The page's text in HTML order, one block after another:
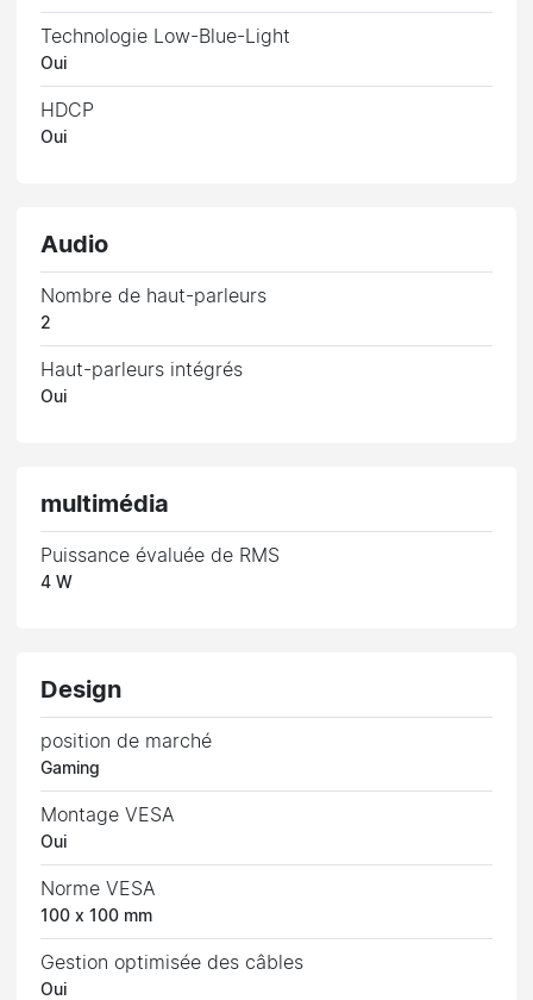
Technologie Low-Blue-Light
Oui
HDCP
Oui
Audio
Nombre de haut-parleurs
2
Haut-parleurs intégrés
Oui
multimédia
Puissance évaluée de RMS
4 W
Design
position de marché
Gaming
Montage VESA
Oui
Norme VESA
100 x 100 mm
Gestion optimisée des câbles
Oui